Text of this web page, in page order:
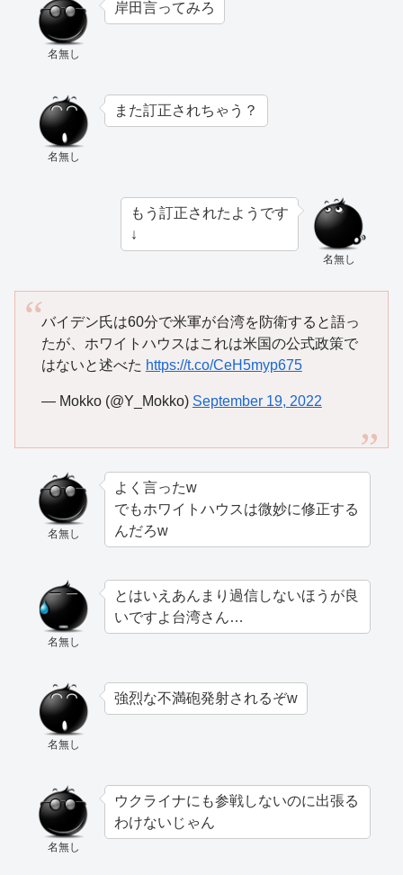
名無し
岸田言ってみろ
名無し
また訂正されちゃう？
名無し
もう訂正されたようです
↓
バイデン氏は60分で米軍が台湾を防衛すると語っ
たが、ホワイトハウスはこれは米国の公式政策で
はないと述べた https://t.co/CeH5myp675
— Mokko (@Y_Mokko) September 19, 2022
名無し
よく言ったw
でもホワイトハウスは微妙に修正する
んだろw
名無し
とはいえあんまり過信しないほうが良
いですよ台湾さん…
名無し
強烈な不満砲発射されるぞw
名無し
ウクライナにも参戦しないのに出張る
わけないじゃん